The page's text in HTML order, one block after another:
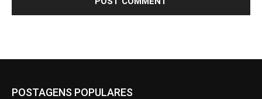
POSTAGENS POPULARES